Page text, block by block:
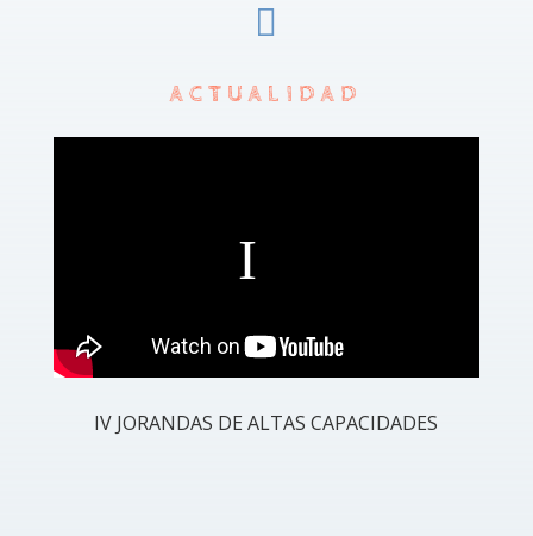

ACTUALIDAD
IV JORANDAS DE ALTAS CAPACIDADES